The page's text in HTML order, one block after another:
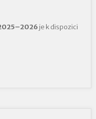
je k dispozici